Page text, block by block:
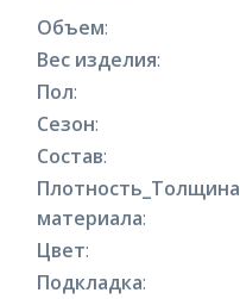
Объем:
Вес изделия:
Пол:
Сезон:
Состав:
Плотность_Толщина
материала:
Цвет:
Подкладка: